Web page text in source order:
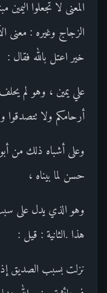
المعنى لا تجعلوا
الزجاج وغيره : معنى
خير اعتل بالله فقال :
علي يمين ، وهو لم يحلف
أرحامكم ولا تتصدقوا
وعلى أشباه ذلك من
حسن لما بيناه ،
وهو الذي يدل على سبب
هذا .الثانية : قيل :
نزلت بسبب الصديق